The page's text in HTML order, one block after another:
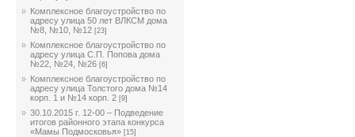
Комплексное благоустройство по
адресу улица 50 лет ВЛКСМ дома
№8, №10, №12 [23]
Комплексное благоустройство по
адресу улица С.П. Попова дома
№22, №24, №26 [6]
Комплексное благоустройство по
адресу улица Толстого дома №14
корп. 1 и №14 корп. 2 [9]
30.10.2015 г. 12-00 – Подведение
итогов районного этапа конкурса
«Мамы Подмосковья» [15]